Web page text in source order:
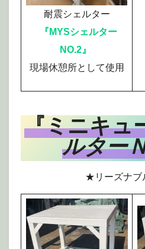
耐震シェルター
『MYSシェルター
NO.2』
現場休憩所として使用
『ミニキュ
ルター
★リーズナブ